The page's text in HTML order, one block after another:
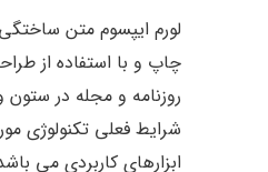
لورم ایپسوم متن
چاپ و با استفاده از
روزنامه و مجله در
شرایط فعلی تکنولوژی
ابزارهای کاربردی می